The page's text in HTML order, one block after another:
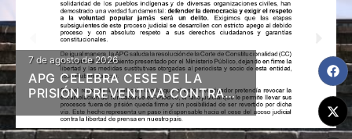
7 de agosto de 2026
APG CELEBRA CESE DE LA
PRISIÓN PREVENTIVA CONTRA
DIRIGENTES DE 48 CANTONES Y
RESOLUCIÓN EN FIRME DE